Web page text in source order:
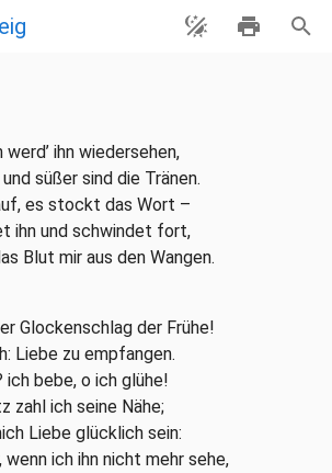
werd’ ihn wiedersehen,
süßer sind die Tränen.
es stockt das Wort –
ihn und schwindet fort,
Blut mir aus den Wangen.
Glockenschlag der Frühe!
Liebe zu empfangen.
bebe, o ich glühe!
zahl ich seine Nähe;
Liebe glücklich sein:
ich ihn nicht mehr sehe,